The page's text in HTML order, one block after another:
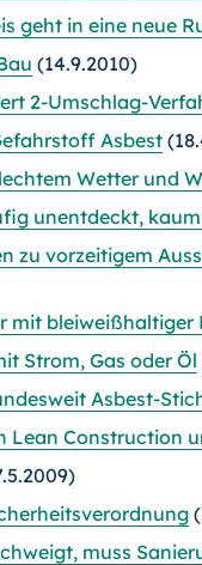
geht in eine neue
(14.9.2010)
2-Umschlag-
Asbest
Wetter und
unentdeckt,
zu vorzeitigem
mit bleiweißhaltiger
Strom, Gas oder Öl
Asbest-
Lean Construction
muss